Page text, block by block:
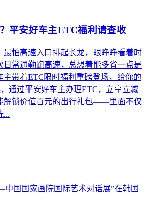
平安好车主ETC福利请查收
最怕高速入口排起长龙，眼睁睁看着时
日常通勤跑高速，总想着能多省一点是
带着ETC限时福利重磅登场，给你的
通过平安好车主办理ETC，立享立减
解锁价值百元的出行礼包——里面不仅
...
国国家画院国际艺术对话展”在韩国